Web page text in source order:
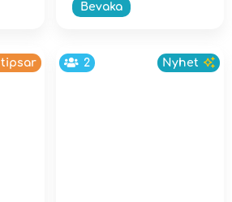
Bevaka
tipsar 2 Nyhet